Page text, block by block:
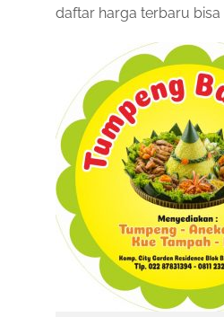
daftar harga terbaru bisa